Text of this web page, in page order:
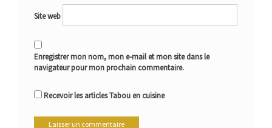
Site web
Enregistrer mon nom, mon e-mail et mon site dans le
navigateur pour mon prochain commentaire.
Recevoir les articles Tabou en cuisine